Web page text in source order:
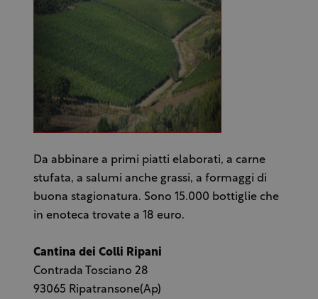
Da abbinare a primi piatti elaborati, a carne
stufata, a salumi anche grassi, a formaggi di
buona stagionatura. Sono 15.000 bottiglie che
in enoteca trovate a 18 euro.
Cantina dei Colli Ripani
Contrada Tosciano 28
93065 Ripatransone(Ap)